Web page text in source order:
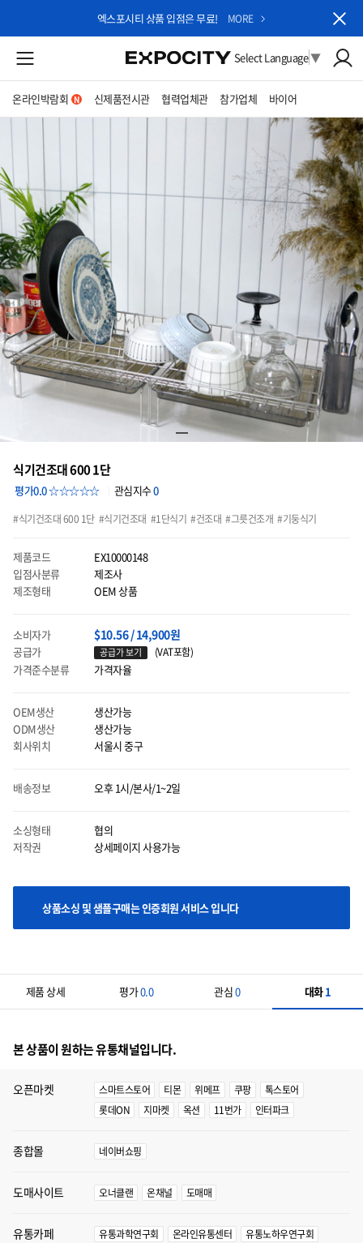
엑스포시티 상품 입점은 무료! MORE
Select Language▼
온라인박람회 신제품전시관 협력업체관 참가업체 바이어
마우스 올릴시에는 이미지를 자세히 볼 수 있으며 클릭시에는 이미지를 다운받으실 수
식기건조대 600 1단
평가0.0 ☆☆☆☆☆ 관심지수0
식기건조대 600 1단 식기건조대 1단식기 건조대 그릇건조개 기둥식기
제품코드
EX10000148
입점사분류
제조사
제조형태
OEM 상품
소비자가 $10.56 / 14,900원
공급가 공급가 보기 (VAT포함)
가격준수분류 가격자율
OEM생산
생산가능
ODM생산
생산가능
회사위치
서울시 중구
배송정보 오후 1시/본사/1~2일
소싱형태
협의
저작권
상세페이지 사용가능
상품소싱 및 샘플구매는 인증회원 서비스 입니다
제품 상세 평가0.0 관심0 대화1
본 상품이 원하는 유통채널입니다.
오픈마켓 스마트스토어 티몬 위메프 쿠팡
톡스토어
롯데ON
지마켓 옥션 11번가 인터파크
종합몰 네이버쇼핑
도매사이트 오너클랜 온채널 도매매
유통카페 유통과학연구회 온라인유통센터 유통노하우연구회